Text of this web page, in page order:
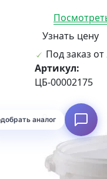
Узнать цену
Под заказ от
Артикул:
ЦБ-00002175
аналог